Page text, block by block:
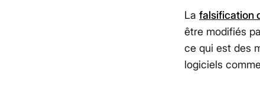
La falsification
être modifiés
ce qui est des
logiciels